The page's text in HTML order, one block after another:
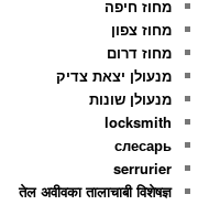
מחוז חיפה
מחוז צפון
מחוז דרום
מנעולן יצאת צדיק
מנעולן שונות
locksmith
слесарь
serrurier
तेल अवीवका तालाचाबी विशेषज्ञ